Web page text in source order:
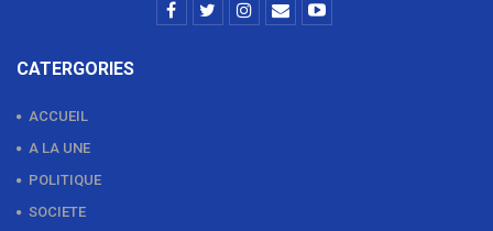
CATERGORIES
ACCUEIL
A LA UNE
POLITIQUE
SOCIETE